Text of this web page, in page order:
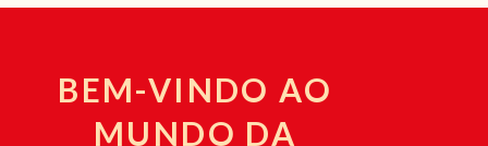
BEM-VINDO AO
MUNDO DA